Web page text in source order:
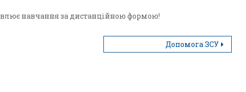
навчання за дистанційною формою!
Допомога ЗСУ